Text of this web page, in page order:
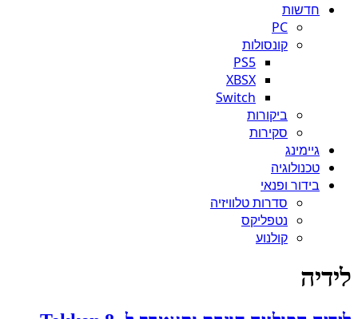
חדשות
PC
קונסולות
PS5
XBSX
Switch
ביקורות
סקירות
גיימינג
טכנולוגיה
בידור ופנאי
סדרות טלוויזיה
נטפליקס
קולנוע
לידיה